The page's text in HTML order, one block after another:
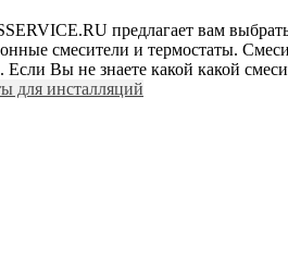
предлагает вам
смесители и термостаты.
Если Вы не знаете какой какой
для инсталляций